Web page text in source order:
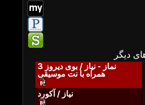
دیگر
نماز - نیاز / بوی دیروز 3
همراه با نت موسیقی
نیاز / آکورد